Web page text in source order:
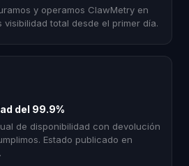
y operamos ClawMetry en
visibilidad total desde el primer día.
del 99.9%
de disponibilidad con devolución
Estado publicado en